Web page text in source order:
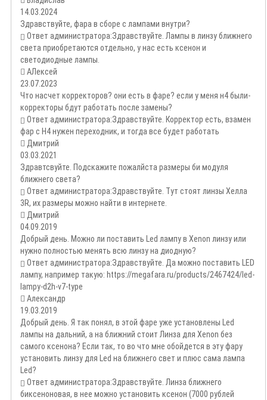
14.03.2024
Здравствуйте, фара в сборе с лампами внутри?
Ответ администратора:Здравствуйте. Лампы в линзу ближнего
света приобретаются отдельно, у нас есть ксенон и
светодиодные лампы.
АЛексей
23.07.2023
Что насчет корректоров? они есть в фаре? если у меня н4 были-
корректоры бдут работать после замены?
Ответ администратора:Здравствуйте. Корректор есть, взамен
фар с Н4 нужен переходник, и тогда все будет работать
Дмитрий
03.03.2021
Здравтсвуйте. Подскажите пожалйста размеры би модуля
ближнего света?
Ответ администратора:Здравствуйте. Тут стоят линзы Хелла
3R, их размеры можно найти в интернете.
Дмитрий
04.09.2019
Добрый день. Можно ли поставить Led лампу в Xenon линзу или
нужно полностью менять всю линзу на диодную?
Ответ администратора:Здравствуйте. Да можно поставить LED
лампу, например такую: https://megafara.ru/products/2467424/led-
lampy-d2h-v7-type
Александр
19.03.2019
Добрый день. Я так понял, в этой фаре уже установлены Led
лампы на дальний, а на ближний стоит Линза для Xenon без
самого ксенона? Если так, то во что мне обойдется в эту фару
установить линзу для Led на ближнего свет и плюс сама лампа
Led?
Ответ администратора:Здравствуйте. Линза ближнего
биксеноновая, в нее можно установить ксенон (7000 рублей